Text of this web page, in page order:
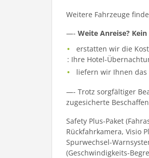
Weitere Fahrzeuge
—- Weite Anreise?
erstatten wir die
: Ihre Hotel-
liefern wir Ihnen
—- Trotz sorgfältiger
zugesicherte
Safety Plus-Paket
Rückfahrkamera, Visio
Spurwechsel-
(Geschwindigkeits-